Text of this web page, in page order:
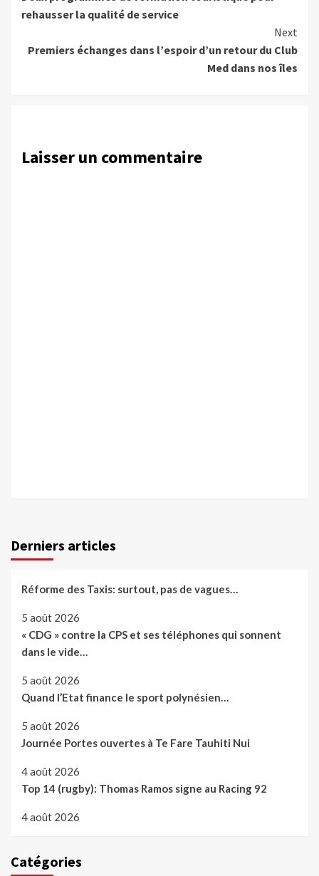
rehausser la qualité de service
Next
Premiers échanges dans l’espoir d’un retour du Club
Med dans nos îles
Laisser un commentaire
Derniers articles
Réforme des Taxis: surtout, pas de vagues…
5 août 2026
« CDG » contre la CPS et ses téléphones qui sonnent
dans le vide…
5 août 2026
Quand l’Etat finance le sport polynésien…
5 août 2026
Journée Portes ouvertes à Te Fare Tauhiti Nui
4 août 2026
Top 14 (rugby): Thomas Ramos signe au Racing 92
4 août 2026
Catégories